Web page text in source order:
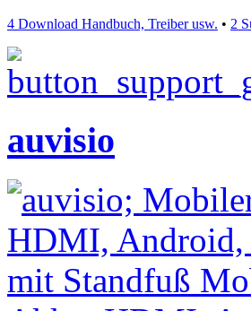
4 Download Handbuch, Treiber usw. • 2
auvisio